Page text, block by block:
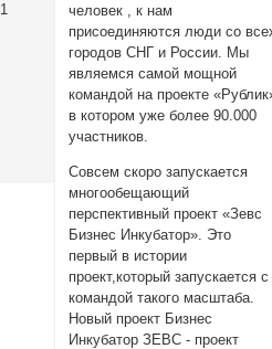
человек , к нам
присоединяются люди со
городов СНГ и России. Мы
являемся самой мощной
командой на проекте
в котором уже более 90.000
участников.
Совсем скоро запускается
многообещающий
перспективный проект «Зевс
Бизнес Инкубатор». Это
первый в истории
проект,который запускается с
командой такого масштаба.
Новый проект Бизнес
Инкубатор ЗЕВС - проект